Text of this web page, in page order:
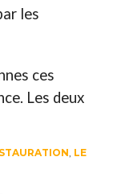
les
ces
Les deux
, LE